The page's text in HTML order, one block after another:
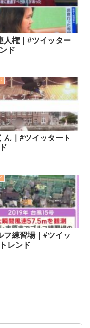
人権｜#ツイッター
ド
ん｜#ツイッタート
フ練習場｜#ツイッ
レンド